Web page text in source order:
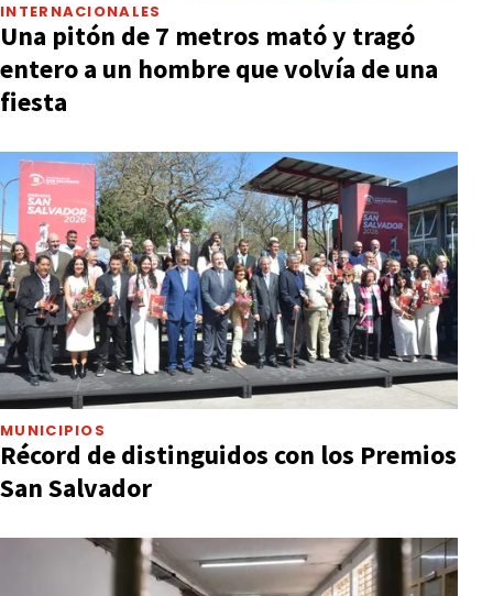
INTERNACIONALES
Una pitón de 7 metros mató y tragó
entero a un hombre que volvía de una
fiesta
MUNICIPIOS
Récord de distinguidos con los Premios
San Salvador